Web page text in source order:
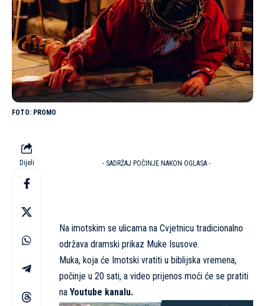
PROMO
Dijeli - SADRŽAJ POČINJE NAKON OGLASA -
Na imotskim se ulicama na Cvjetnicu tradicionalno
održava dramski prikaz Muke Isusove.
Muka, koja će Imotski vratiti u biblijska vremena,
počinje u 20 sati, a video prijenos moći će se pratiti
na Youtube kanalu.